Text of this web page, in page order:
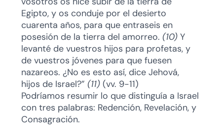
Egipto, y os conduje por el desierto
cuarenta años, para que entraseis en
posesión de la tierra del amorreo. (10)Y
levanté de vuestros hijos para profetas, y
de vuestros jóvenes para que fuesen
nazareos. ¿No es esto así, dice Jehová,
hijos de Israel?” (11)(vv. 9-11)
Podríamos resumir lo que distinguía a Israel
con tres palabras: Redención, Revelación, y
Consagración.